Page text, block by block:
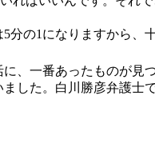
の1になりますから、
、一番あったものが見
した。白川勝彦弁護士で